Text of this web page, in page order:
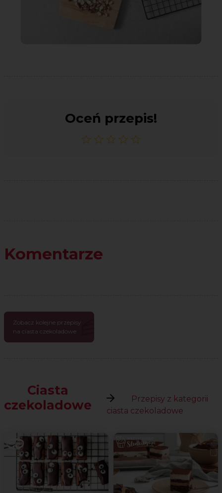
Oceń przepis!
Komentarze
Zobacz kolejne przepisy
na ciasta czekoladowe
Ciasta
czekoladowe
Przepisy z kategorii
ciasta czekoladowe